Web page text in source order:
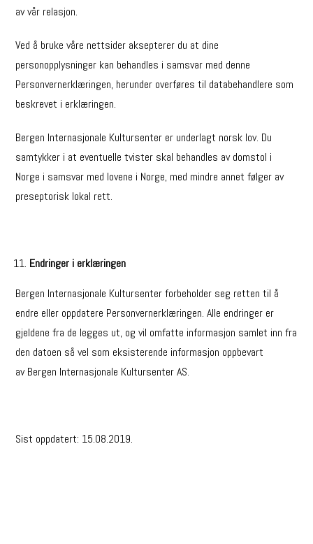
av vår relasjon.
Ved å bruke våre nettsider aksepterer du at dine
personopplysninger kan behandles i samsvar med denne
Personvernerklæringen, herunder overføres til databehandlere som
beskrevet i erklæringen.
Bergen Internasjonale Kultursenter er underlagt norsk lov. Du
samtykker i at eventuelle tvister skal behandles av domstol i
Norge i samsvar med lovene i Norge, med mindre annet følger av
preseptorisk lokal rett.
Endringer i erklæringen
Bergen Internasjonale Kultursenter forbeholder seg retten til å
endre eller oppdatere Personvernerklæringen. Alle endringer er
gjeldene fra de legges ut, og vil omfatte informasjon samlet inn fra
den datoen så vel som eksisterende informasjon oppbevart
av Bergen Internasjonale Kultursenter AS.
Sist oppdatert: 15.08.2019.